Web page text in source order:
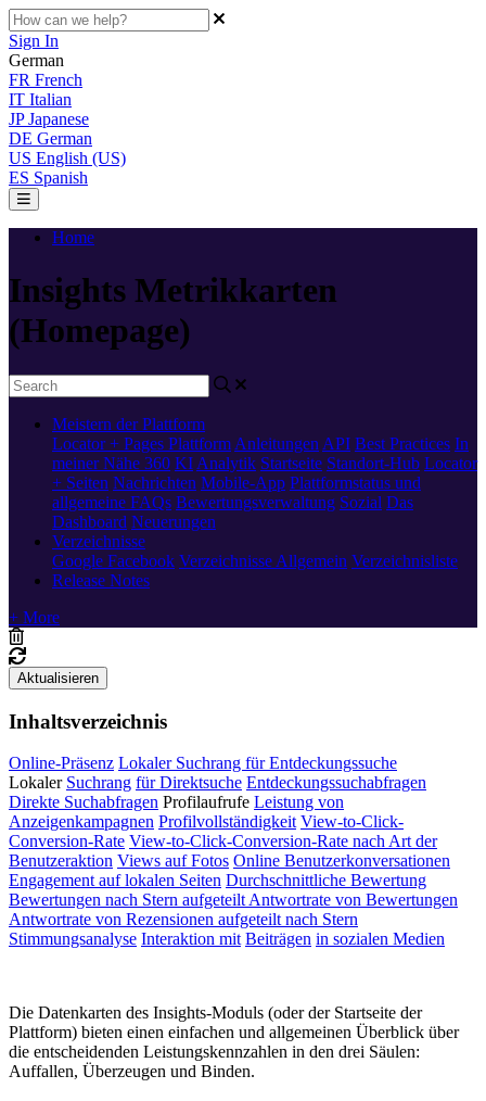
Sign In
German
FR French
IT Italian
JP Japanese
DE German
US English (US)
ES Spanish
Home
Insights Metrikkarten
(Homepage)
Meistern der Plattform
Locator + Pages Plattform Anleitungen API Best Practices In
meiner Nähe 360 KI Analytik Startseite Standort-Hub Locator
+ Seiten Nachrichten Mobile-App Plattformstatus und
allgemeine FAQs Bewertungsverwaltung Sozial Das
Dashboard Neuerungen
Verzeichnisse
Google Facebook Verzeichnisse Allgemein Verzeichnisliste
Release Notes
+ More
Aktualisieren
Inhaltsverzeichnis
Online-Präsenz Lokaler Suchrang für Entdeckungssuche
Lokaler Suchrang für Direktsuche Entdeckungssuchabfragen
Direkte Suchabfragen Profilaufrufe Leistung von
Anzeigenkampagnen Profilvollständigkeit View-to-Click-
Conversion-Rate View-to-Click-Conversion-Rate nach Art der
Benutzeraktion Views auf Fotos Online Benutzerkonversationen
Engagement auf lokalen Seiten Durchschnittliche Bewertung
Bewertungen nach Stern aufgeteilt Antwortrate von Bewertungen
Antwortrate von Rezensionen aufgeteilt nach Stern
Stimmungsanalyse Interaktion mit Beiträgen in sozialen Medien
Die Datenkarten des Insights-Moduls (oder der Startseite der
Plattform) bieten einen einfachen und allgemeinen Überblick über
die entscheidenden Leistungskennzahlen in den drei Säulen:
Auffallen, Überzeugen und Binden.